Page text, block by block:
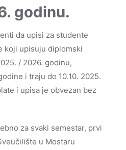
godinu.
da upisi za studente
koji upisuju diplomski
/ 2026. godinu,
i traju do 10.10. 2025.
i upisa je obvezan bez
za svaki semestar, prvi
u Mostaru